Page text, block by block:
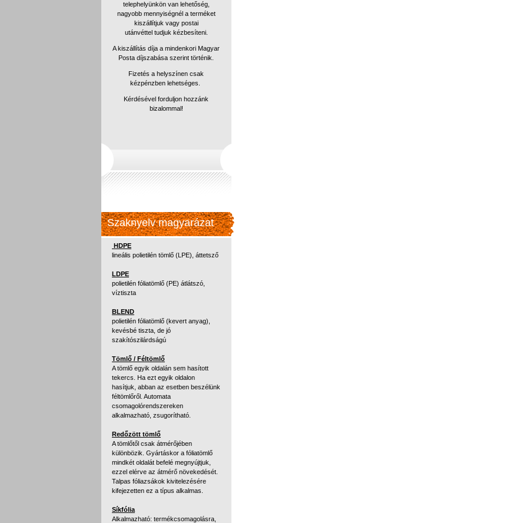
telephelyünkön van lehetőség,
nagyobb mennyiségnél a terméket
kiszállítjuk vagy postai
utánvéttel tudjuk kézbesíteni.
A kiszállítás díja a mindenkori Magyar
Posta díjszabása szerint történik.
Fizetés a helyszínen csak
kézpénzben lehetséges.
Kérdésével forduljon hozzánk
bizalommal!
Szaknyelv magyarázat
HDPE
lineális polietilén tömlő (LPE), áttetsző
LDPE
polietilén fóliatömlő (PE) átlátszó,
víztiszta
BLEND
polietilén fóliatömlő (kevert anyag),
kevésbé tiszta, de jó
szakítószilárdságú
Tömlő / Féltömlő
A tömlő egyik oldalán sem hasított
tekercs. Ha ezt egyik oldalon
hasítjuk, abban az esetben beszélünk
féltömlőről. Automata
csomagolórendszereken
alkalmazható, zsugorítható.
Redőzött tömlő
A tömlőtől csak átmérőjében
különbözik. Gyártáskor a fóliatömlő
mindkét oldalát befelé megnyújtjuk,
ezzel elérve az átmérő növekedését.
Talpas fóliazsákok kivitelezésére
kifejezetten ez a típus alkalmas.
Síkfólia
Alkalmazható: termékcsomagolásra,